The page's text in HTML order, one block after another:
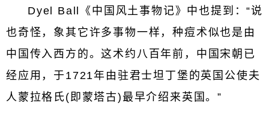
Dyel Ball《中国风土事物记》中也提到：“说
也奇怪，象其它许多事物一样，种痘术似也是由
中国传入西方的。这术约八百年前，中国宋朝已
经应用，于1721年由驻君士坦丁堡的英国公使夫
人蒙拉格氏(即蒙塔古)最早介绍来英国。”